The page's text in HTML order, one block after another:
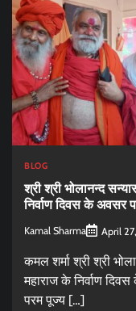
BLOG
श्री श्री भोलानन्द
निर्वाण दिवस के अवसर
Kamal Sharma April
कमल शर्मा श्री श्री
महाराज के निर्वाण
परम पूज्य […]